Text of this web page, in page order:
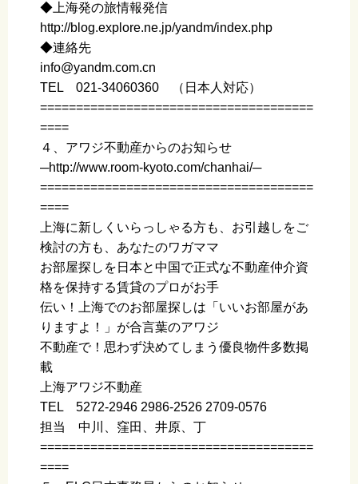
◆上海発の旅情報発信
http://blog.explore.ne.jp/yandm/index.php
◆連絡先
info@yandm.com.cn
TEL 021-34060360 （日本人対応）
======================================
====
４、アワジ不動産からのお知らせ
─http://www.room-kyoto.com/chanhai/─
======================================
====
上海に新しくいらっしゃる方も、お引越しをご
検討の方も、あなたのワガママ
お部屋探しを日本と中国で正式な不動産仲介資
格を保持する賃貸のプロがお手
伝い！上海でのお部屋探しは「いいお部屋があ
りますよ！」が合言葉のアワジ
不動産で！思わず決めてしまう優良物件多数掲
載
上海アワジ不動産
TEL 5272-2946 2986-2526 2709-0576
担当 中川、窪田、井原、丁
======================================
====